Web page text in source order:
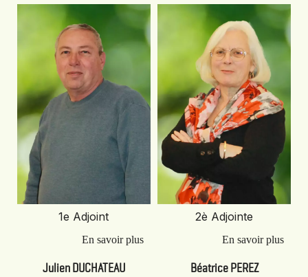
1e Adjoint 2è Adjointe
Julien DUCHATEAU Béatrice PEREZ